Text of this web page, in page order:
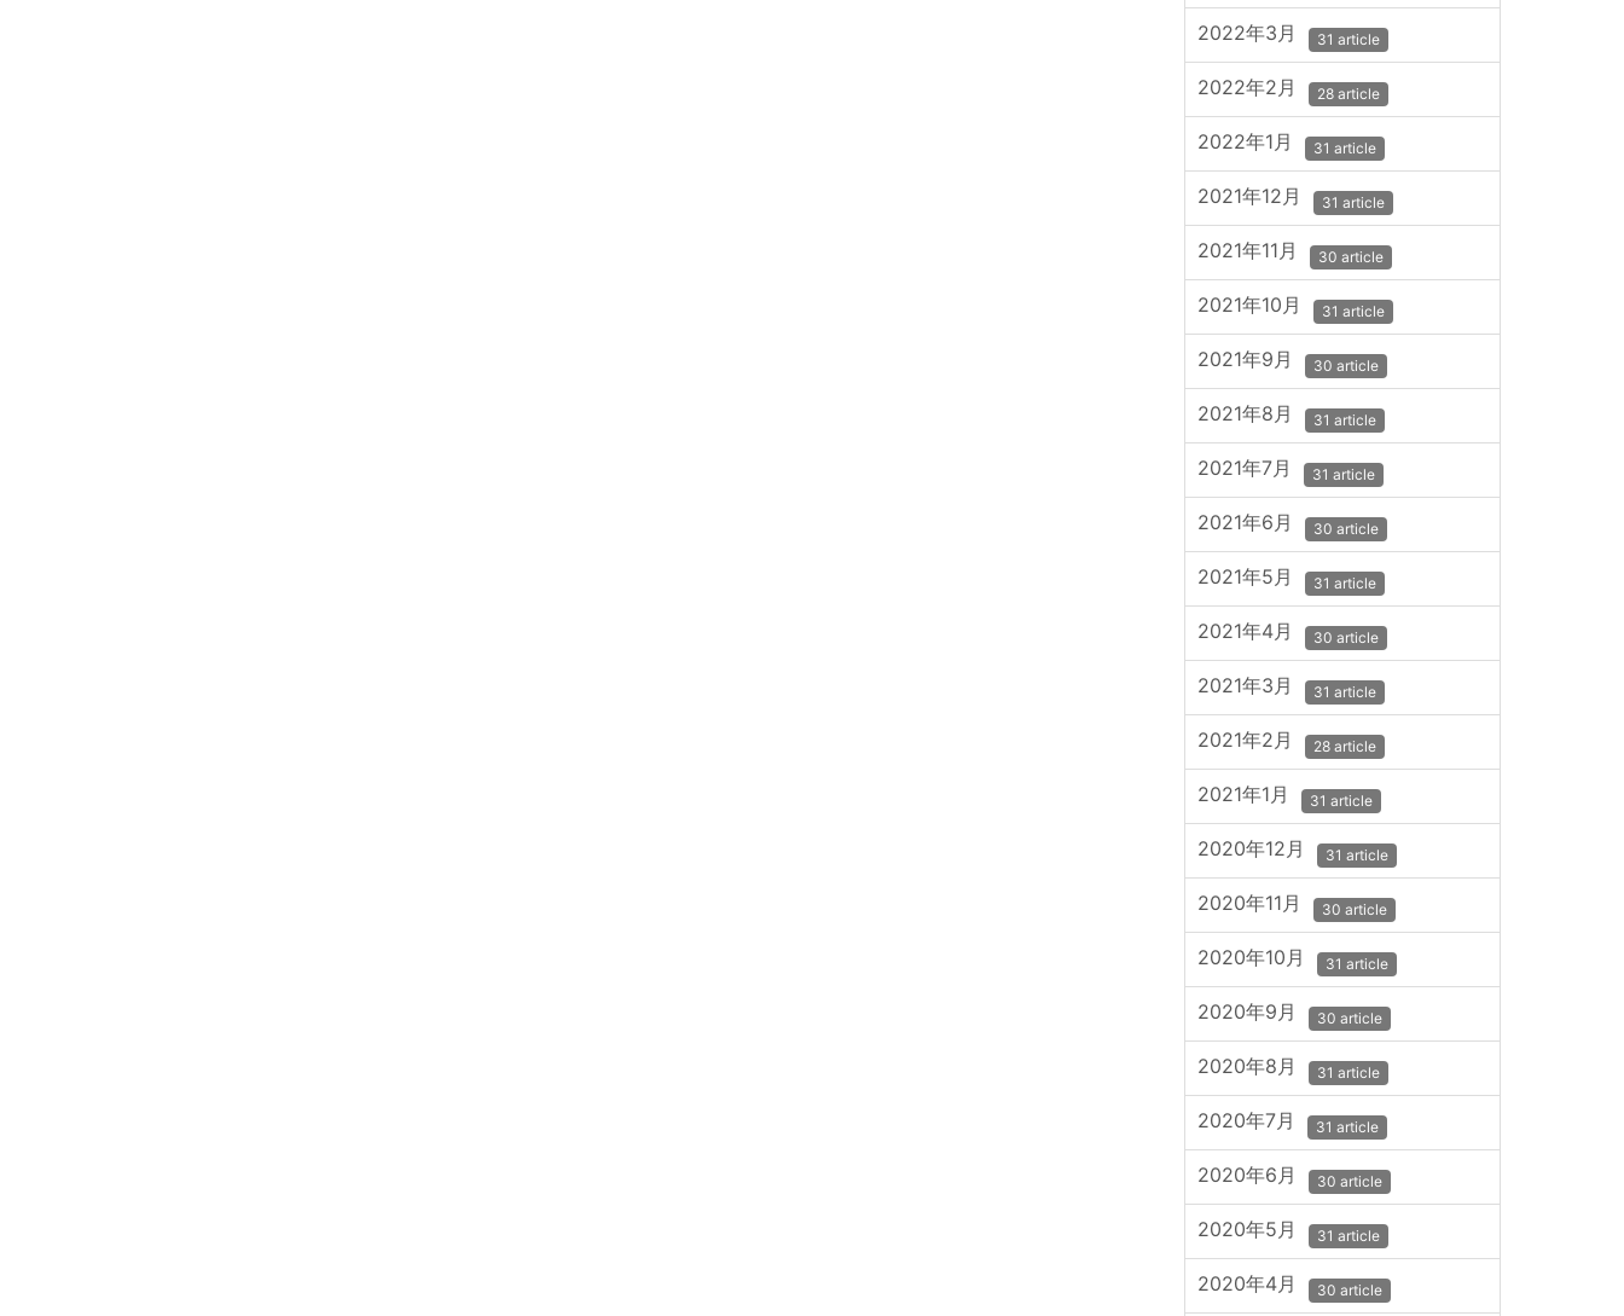
2022年3月 31 article
2022年2月 28 article
2022年1月 31 article
2021年12月 31 article
2021年11月 30 article
2021年10月 31 article
2021年9月 30 article
2021年8月 31 article
2021年7月 31 article
2021年6月 30 article
2021年5月 31 article
2021年4月 30 article
2021年3月 31 article
2021年2月 28 article
2021年1月 31 article
2020年12月 31 article
2020年11月 30 article
2020年10月 31 article
2020年9月 30 article
2020年8月 31 article
2020年7月 31 article
2020年6月 30 article
2020年5月 31 article
2020年4月 30 article